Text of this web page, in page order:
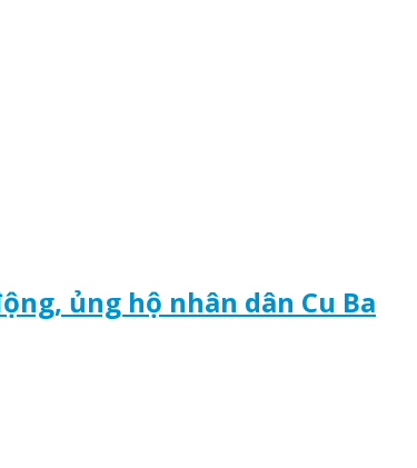
ủng hộ nhân dân Cu Ba